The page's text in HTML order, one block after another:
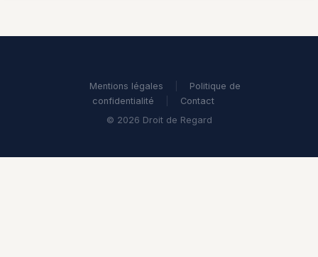
Mentions légales
Politique de
confidentialité
Contact
© 2026 Droit de Regard